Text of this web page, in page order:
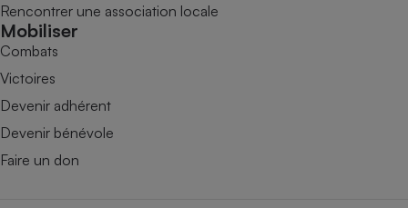
Rencontrer une association locale
Mobiliser
Combats
Victoires
Devenir adhérent
Devenir bénévole
Faire un don